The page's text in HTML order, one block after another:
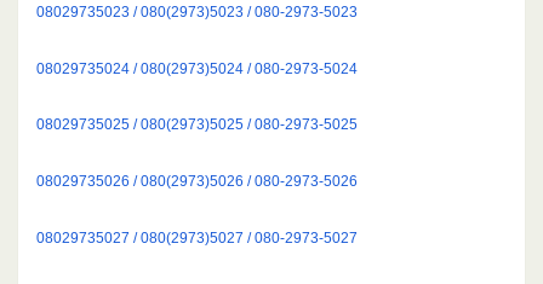
08029735023 / 080(2973)5023 / 080-2973-5023
08029735024 / 080(2973)5024 / 080-2973-5024
08029735025 / 080(2973)5025 / 080-2973-5025
08029735026 / 080(2973)5026 / 080-2973-5026
08029735027 / 080(2973)5027 / 080-2973-5027